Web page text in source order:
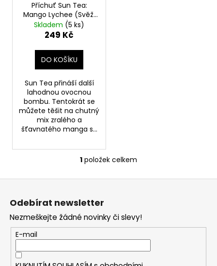
Příchuť Sun Tea:
Mango Lychee (Svěží
mango a liči) objem
10ml
Skladem (5 ks)
249 Kč
DO KOŠÍKU
Sun Tea přináší další
lahodnou ovocnou
bombu. Tentokrát se
můžete těšit na chutný
mix zralého a
šťavnatého manga s...
O
v
a
c
í
p
r
1 položek celkem
u
j
m
e
DEKANG
DESERT
SHIP
Odebírat newsletter
Nezmeškejte žádné novinky či slevy!
E-mail